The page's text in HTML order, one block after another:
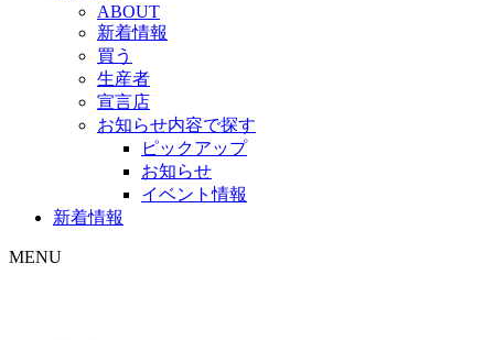
ABOUT
新着情報
買う
生産者
宣言店
お知らせ内容で探す
ピックアップ
お知らせ
イベント情報
新着情報
MENU